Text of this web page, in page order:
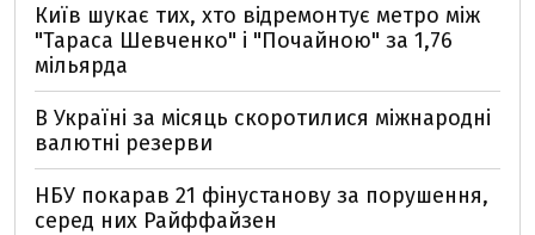
Київ шукає тих, хто відремонтує метро між
"Тараса Шевченко" і "Почайною" за 1,76
мільярда
В Україні за місяць скоротилися міжнародні
валютні резерви
НБУ покарав 21 фінустанову за порушення,
серед них Райффайзен